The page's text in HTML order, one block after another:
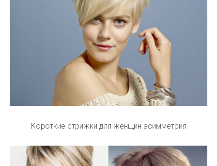
Короткие стрижки для женщин асимметрия